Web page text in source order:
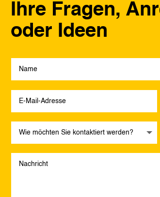
Ihre Fragen,
oder Ideen